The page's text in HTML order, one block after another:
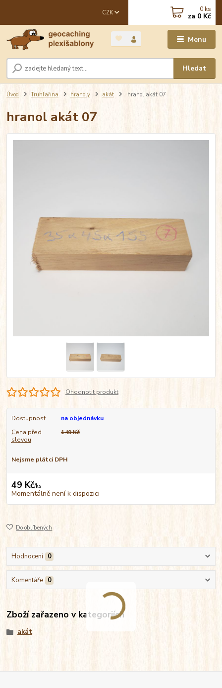
Menu
CZK
Hledat
0 ks
za 0 Kč
Úvod Truhlařina hranoly akát hranol akát 07
hranol akát 07
Ohodnotit produkt
Dostupnost
na objednávku
Cena před
slevou
149 Kč
Nejsme plátci DPH
49 Kč/ks
Momentálně není k dispozici
Do oblíbených
Hodnocení 0
Komentáře 0
Zboží zařazeno v kategoriích
akát